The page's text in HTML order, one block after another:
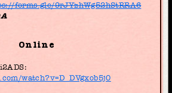
forms.gle/9rJYzhWg52hStRRA6
Online
watch?v=D_DVgxob5j0